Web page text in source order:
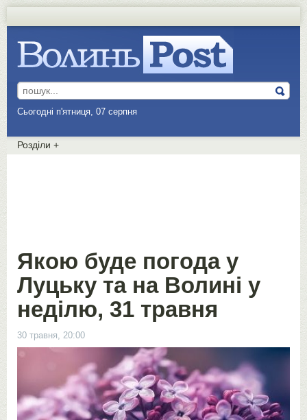
Сьогодні п'ятниця, 07 серпня
Розділи +
Якою буде погода у
Луцьку та на Волині у
неділю, 31 травня
30 травня, 20:00